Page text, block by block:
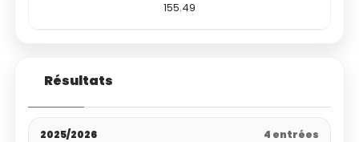
155.49
Résultats
2025/2026 4 entrées